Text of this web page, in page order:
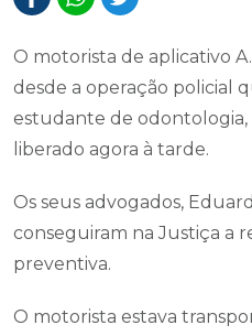
O motorista de aplicativo
desde a operação policial
estudante de odontologia,
liberado agora à tarde.
Os seus advogados,
conseguiram na Justiça a
preventiva.
O motorista estava